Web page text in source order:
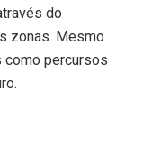
do
zonas. Mesmo
como percursos